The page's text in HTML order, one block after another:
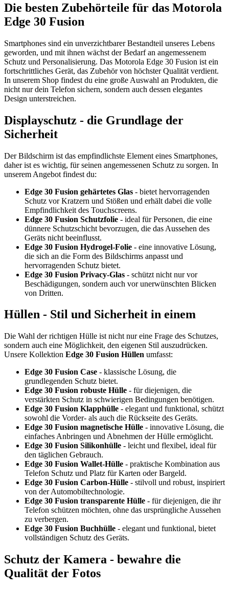
Die besten Zubehörteile für das Motorola
Edge 30 Fusion
Smartphones sind ein unverzichtbarer Bestandteil unseres Lebens
geworden, und mit ihnen wächst der Bedarf an angemessenem
Schutz und Personalisierung. Das Motorola Edge 30 Fusion ist ein
fortschrittliches Gerät, das Zubehör von höchster Qualität verdient.
In unserem Shop findest du eine große Auswahl an Produkten, die
nicht nur dein Telefon sichern, sondern auch dessen elegantes
Design unterstreichen.
Displayschutz - die Grundlage der
Sicherheit
Der Bildschirm ist das empfindlichste Element eines Smartphones,
daher ist es wichtig, für seinen angemessenen Schutz zu sorgen. In
unserem Angebot findest du:
Edge 30 Fusion gehärtetes Glas - bietet hervorragenden
Schutz vor Kratzern und Stößen und erhält dabei die volle
Empfindlichkeit des Touchscreens.
Edge 30 Fusion Schutzfolie - ideal für Personen, die eine
dünnere Schutzschicht bevorzugen, die das Aussehen des
Geräts nicht beeinflusst.
Edge 30 Fusion Hydrogel-Folie - eine innovative Lösung,
die sich an die Form des Bildschirms anpasst und
hervorragenden Schutz bietet.
Edge 30 Fusion Privacy-Glas - schützt nicht nur vor
Beschädigungen, sondern auch vor unerwünschten Blicken
von Dritten.
Hüllen - Stil und Sicherheit in einem
Die Wahl der richtigen Hülle ist nicht nur eine Frage des Schutzes,
sondern auch eine Möglichkeit, den eigenen Stil auszudrücken.
Unsere Kollektion Edge 30 Fusion Hüllen umfasst:
Edge 30 Fusion Case - klassische Lösung, die
grundlegenden Schutz bietet.
Edge 30 Fusion robuste Hülle - für diejenigen, die
verstärkten Schutz in schwierigen Bedingungen benötigen.
Edge 30 Fusion Klapphülle - elegant und funktional, schützt
sowohl die Vorder- als auch die Rückseite des Geräts.
Edge 30 Fusion magnetische Hülle - innovative Lösung, die
einfaches Anbringen und Abnehmen der Hülle ermöglicht.
Edge 30 Fusion Silikonhülle - leicht und flexibel, ideal für
den täglichen Gebrauch.
Edge 30 Fusion Wallet-Hülle - praktische Kombination aus
Telefon Schutz und Platz für Karten oder Bargeld.
Edge 30 Fusion Carbon-Hülle - stilvoll und robust, inspiriert
von der Automobiltechnologie.
Edge 30 Fusion transparente Hülle - für diejenigen, die ihr
Telefon schützen möchten, ohne das ursprüngliche Aussehen
zu verbergen.
Edge 30 Fusion Buchhülle - elegant und funktional, bietet
vollständigen Schutz des Geräts.
Schutz der Kamera - bewahre die
Qualität der Fotos